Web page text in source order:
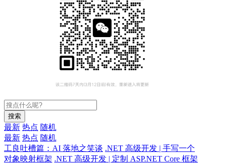
搜索
最新 热点 随机
最新 热点 随机
工良吐槽篇：AI 落地之笑谈 .NET 高级开发 | 手写一个
对象映射框架 .NET 高级开发 | 定制 ASP.NET Core 框架